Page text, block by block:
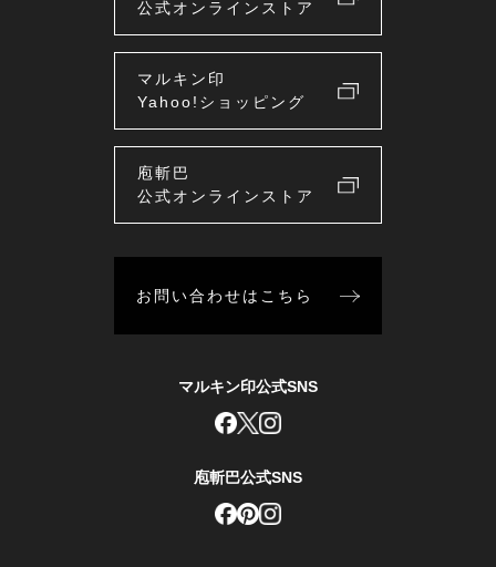
公式オンラインストア
マルキン印
Yahoo!ショッピング
庖斬巴
公式オンラインストア
お問い合わせはこちら
マルキン印公式SNS
庖斬巴公式SNS